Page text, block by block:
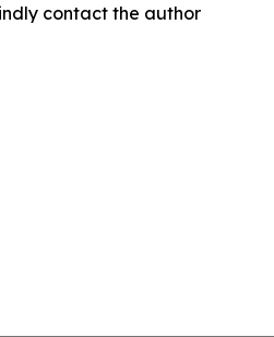
contact the author